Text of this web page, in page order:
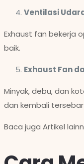
Ventilasi
Exhaust fan bekerja
baik.
Exhaust Fan
Minyak, debu, dan
dan kembali
Baca juga Artikel